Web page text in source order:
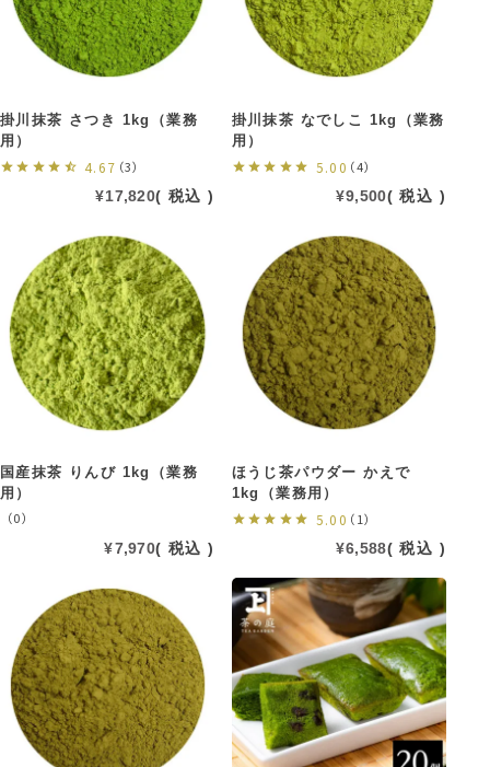
掛川抹茶 さつき 1kg（業務
用）
4.67 （3）
¥17,820 税込
掛川抹茶 なでしこ 1kg（業務
用）
5.00 （4）
¥9,500 税込
国産抹茶 りんび 1kg（業務
用）
（0）
¥7,970 税込
ほうじ茶パウダー かえで
1kg（業務用）
5.00 （1）
¥6,588 税込